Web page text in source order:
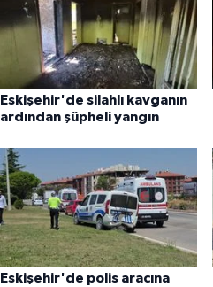
Eskişehir'de silahlı kavganın
ardından şüpheli yangın
Eskişehir'de polis aracına